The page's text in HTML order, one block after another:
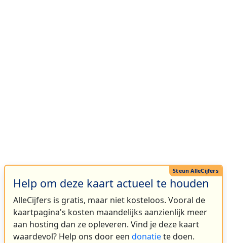
Help om deze kaart actueel te houden
AlleCijfers is gratis, maar niet kosteloos. Vooral de
kaartpagina's kosten maandelijks aanzienlijk meer
aan hosting dan ze opleveren. Vind je deze kaart
waardevol? Help ons door een donatiete doen.